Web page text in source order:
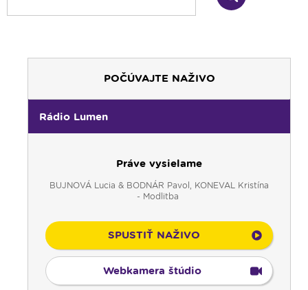
POČÚVAJTE NAŽIVO
Rádio Lumen
Práve vysielame
BUJNOVÁ Lucia & BODNÁR Pavol, KONEVAL Kristína
- Modlitba
SPUSTIŤ NAŽIVO
Webkamera štúdio